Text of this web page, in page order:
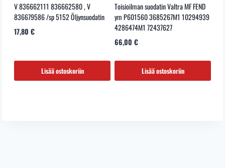
V 836662111 836662580 , V
836679586 /sp 5152 Öljynsuodatin
17,80 €
Lisää ostoskoriin
Toisioilman suodatin Valtra MF FEND
ym P601560 3685267M1 10294939
4286474M1 72437627
66,00 €
Lisää ostoskoriin